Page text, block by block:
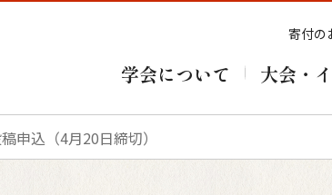
寄付の
学会について 大会・
申込（4月20日締切）